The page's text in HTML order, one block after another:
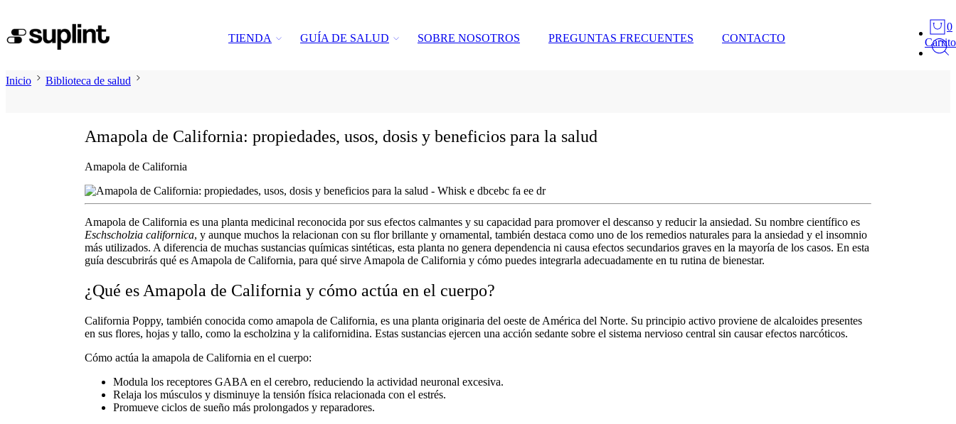
0
Carrito
TIENDA GUÍA DE SALUD SOBRE NOSOTROS PREGUNTAS FRECUENTES CONTACTO
Inicio Biblioteca de salud
Amapola de California: propiedades, usos, dosis y beneficios para la salud
Amapola de California
Amapola de California es una planta medicinal reconocida por sus efectos calmantes y su capacidad para promover el descanso y reducir la ansiedad. Su nombre científico es
Eschscholzia californica, y aunque muchos la relacionan con su flor brillante y ornamental, también destaca como uno de los remedios naturales para la ansiedad y el insomnio
más utilizados. A diferencia de muchas sustancias químicas sintéticas, esta planta no genera dependencia ni causa efectos secundarios graves en la mayoría de los casos. En esta
guía descubrirás qué es Amapola de California, para qué sirve Amapola de California y cómo puedes integrarla adecuadamente en tu rutina de bienestar.
¿Qué es Amapola de California y cómo actúa en el cuerpo?
California Poppy, también conocida como amapola de California, es una planta originaria del oeste de América del Norte. Su principio activo proviene de alcaloides presentes
en sus flores, hojas y tallo, como la escholzina y la californidina. Estas sustancias ejercen una acción sedante sobre el sistema nervioso central sin causar efectos narcóticos.
Cómo actúa la amapola de California en el cuerpo:
Modula los receptores GABA en el cerebro, reduciendo la actividad neuronal excesiva.
Relaja los músculos y disminuye la tensión física relacionada con el estrés.
Promueve ciclos de sueño más prolongados y reparadores.